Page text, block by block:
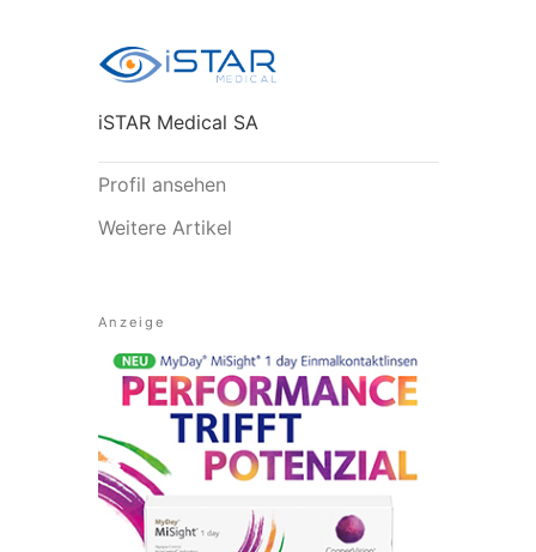
iSTAR Medical SA
Profil ansehen
Weitere Artikel